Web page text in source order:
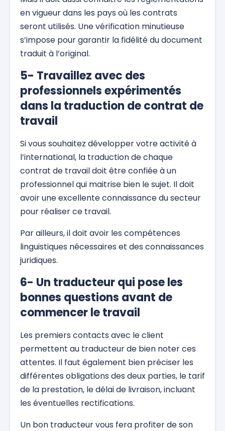
en vigueur dans les pays où les contrats
seront utilisés. Une vérification minutieuse
s’impose pour garantir la fidélité du document
traduit à l’original.
5- Travaillez avec des
professionnels expérimentés
dans la traduction de contrat de
travail
Si vous souhaitez développer votre activité à
l’international, la traduction de chaque
contrat de travail doit être confiée à un
professionnel qui maitrise bien le sujet. Il doit
avoir une excellente connaissance du secteur
pour réaliser ce travail.
Par ailleurs, il doit avoir les compétences
linguistiques nécessaires et des connaissances
juridiques.
6- Un traducteur qui pose les
bonnes questions avant de
commencer le travail
Les premiers contacts avec le client
permettent au traducteur de bien noter ces
attentes. Il faut également bien préciser les
différentes obligations des deux parties, le tarif
de la prestation, le délai de livraison, incluant
les éventuelles rectifications.
Un bon traducteur vous fera profiter de son